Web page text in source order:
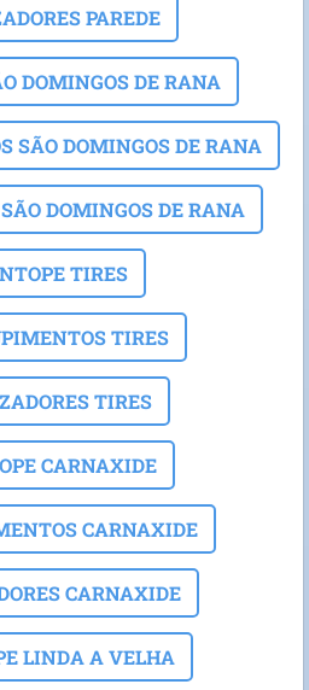
PAREDE
DOMINGOS DE RANA
SÃO DOMINGOS DE RANA
DOMINGOS DE RANA
TIRES
TIRES
TIRES
CARNAXIDE
CARNAXIDE
CARNAXIDE
LINDA A VELHA